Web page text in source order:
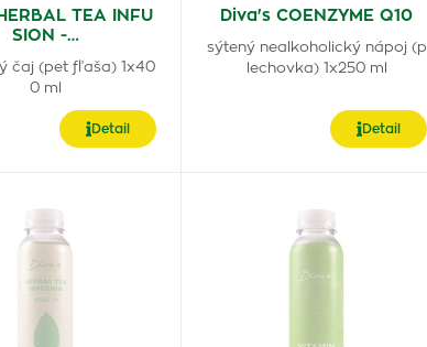
TEA INFU
SION -…
čaj (pet fľaša) 1x40
0 ml
Detail
Diva's COENZYME Q10
sýtený nealkoholický nápoj (p
lechovka) 1x250 ml
Detail